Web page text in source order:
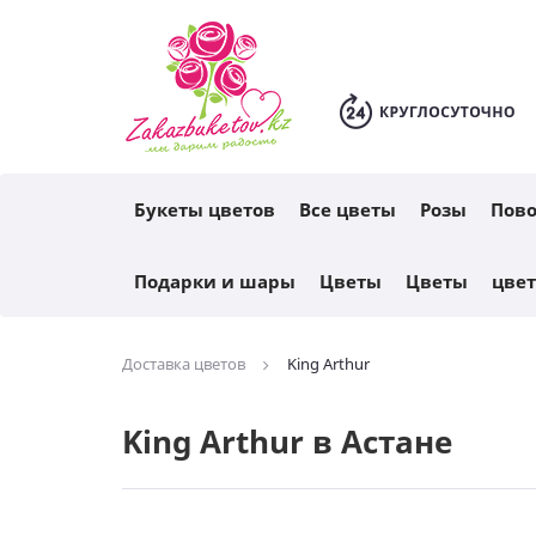
Каталог
Букеты цветов Все цветы Розы
Подарки и шары Цветы Цветы
Доставка цветов King Arthur
King Arthur в Астане